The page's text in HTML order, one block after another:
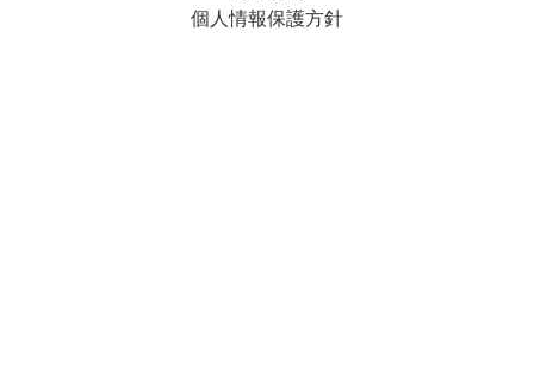
個人情報保護方針